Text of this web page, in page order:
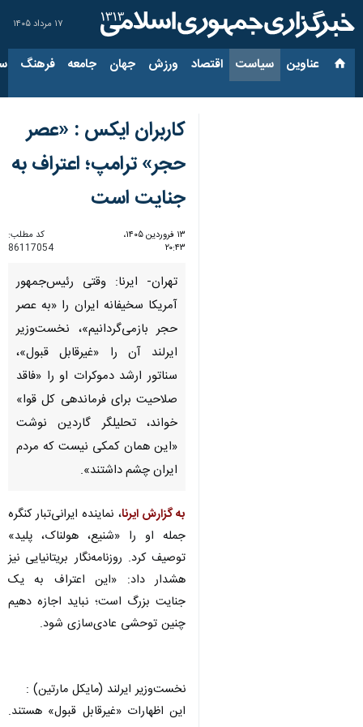
۱۷ مرداد ۱۴۰۵
عناوین‌ سیاست اقتصاد ورزش جهان جامعه فرهنگ
کاربران ایکس : «عصر
حجر» ترامپ؛ اعتراف به
جنایت است
۱۳ فروردین ۱۴۰۵،
۲۰:۴۳
کد مطلب:
86117054
تهران- ایرنا: وقتی رئیس‌جمهور
آمریکا سخیفانه ایران را «به عصر
حجر بازمی‌گردانیم»، نخست‌وزیر
ایرلند آن را «غیرقابل قبول»،
سناتور ارشد دموکرات او را «فاقد
صلاحیت برای فرماندهی کل قوا»
خواند، تحلیلگر گاردین نوشت
«این همان کمکی نیست که مردم
ایران چشم داشتند».
به گزارش ایرنا، نماینده ایرانی‌تبار کنگره
جمله او را «شنیع، هولناک، پلید»
توصیف کرد. روزنامه‌نگار بریتانیایی نیز
هشدار داد: «این اعتراف به یک
جنایت بزرگ است؛ نباید اجازه دهیم
چنین توحشی عادی‌سازی شود.
نخست‌وزیر ایرلند (مایکل مارتین) :
این اظهارات «غیرقابل قبول» هستند.